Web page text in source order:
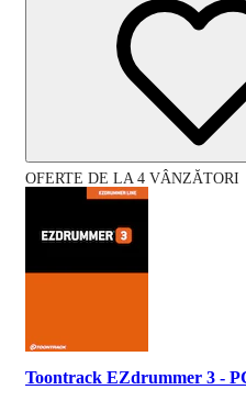
OFERTE DE LA 4 VÂNZĂTORI
Toontrack EZdrummer 3 -